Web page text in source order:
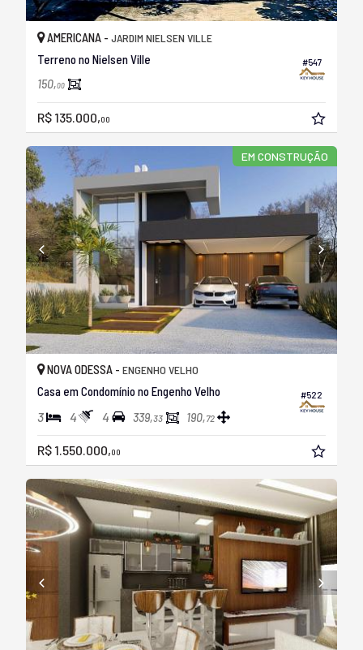
#547
AMERICANA - JARDIM NIELSEN VILLE
Terreno no Nielsen Ville
150,00
R$ 135.000,00
EM CONSTRUÇÃO
#522
NOVA ODESSA - ENGENHO VELHO
Casa em Condomínio no Engenho Velho
3 4 4 339,33 190,72
R$ 1.550.000,00